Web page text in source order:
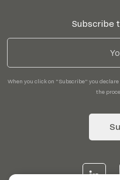
Subscribe
When you click on "Subscribe" you
the